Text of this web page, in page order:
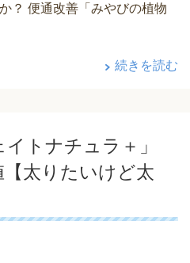
？ 便通改善「みやびの植物
続きを読む
トナチュラ＋」
太りたいけど太